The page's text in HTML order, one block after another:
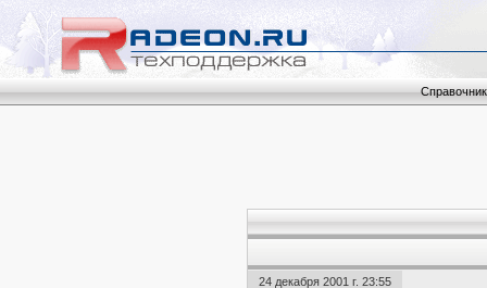
Справочник
24 декабря 2001 г. 23:55